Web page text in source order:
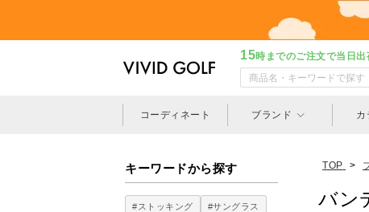
15時までのご注文で当日出
コーディネート ブランド カ
キーワードから探す
#ストッキング #サングラス
TOP >
バン